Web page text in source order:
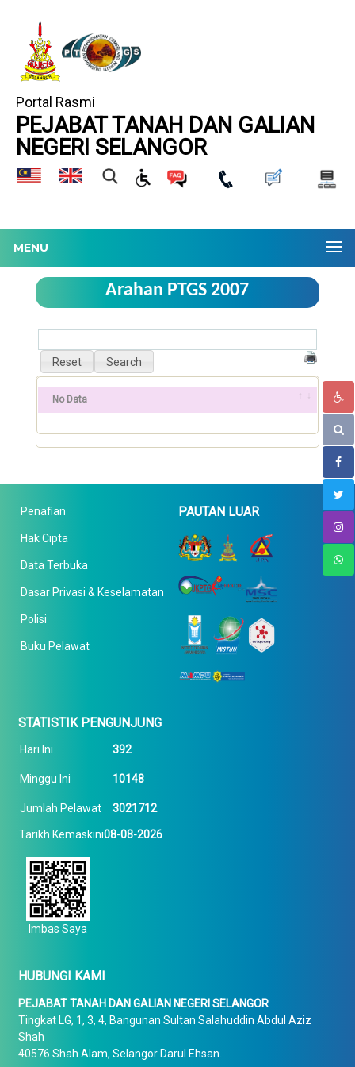
Portal Rasmi
PEJABAT TANAH DAN GALIAN
NEGERI SELANGOR
MENU
Arahan PTGS 2007
No Data
Penafian
Hak Cipta
Data Terbuka
Dasar Privasi & Keselamatan
Polisi
Buku Pelawat
PAUTAN LUAR
STATISTIK PENGUNJUNG
Hari Ini 392
Minggu Ini 10148
Jumlah Pelawat 3021712
Tarikh Kemaskini08-08-2026
Imbas Saya
HUBUNGI KAMI
PEJABAT TANAH DAN GALIAN NEGERI SELANGOR
Tingkat LG, 1, 3, 4, Bangunan Sultan Salahuddin Abdul Aziz
Shah
40576 Shah Alam, Selangor Darul Ehsan.